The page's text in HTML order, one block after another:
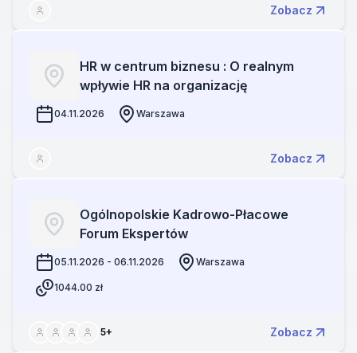
Zobacz
HR w centrum biznesu : O realnym
wpływie HR na organizację
04.11.2026 Warszawa
Zobacz
Ogólnopolskie Kadrowo-Płacowe
Forum Ekspertów
05.11.2026 - 06.11.2026 Warszawa
1044.00 zł
5+ Zobacz